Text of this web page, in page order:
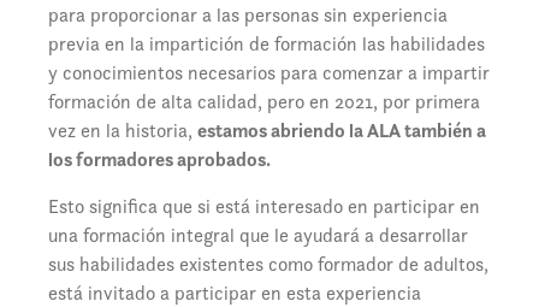
para proporcionar a las personas sin experiencia
previa en la impartición de formación las habilidades
y conocimientos necesarios para comenzar a impartir
formación de alta calidad, pero en 2021, por primera
vez en la historia, estamos abriendo la ALA también a
los formadores aprobados.
Esto significa que si está interesado en participar en
una formación integral que le ayudará a desarrollar
sus habilidades existentes como formador de adultos,
está invitado a participar en esta experiencia